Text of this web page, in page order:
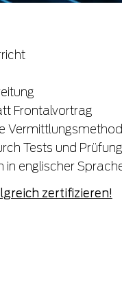
Frontalvortrag
Tests und
in englischer
zertifizieren!